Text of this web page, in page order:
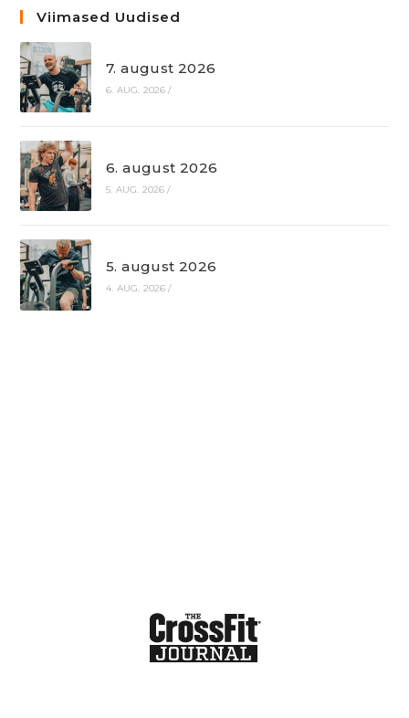
Viimased Uudised
7. august 2026
6. AUG. 2026 /
6. august 2026
5. AUG. 2026 /
5. august 2026
4. AUG. 2026 /